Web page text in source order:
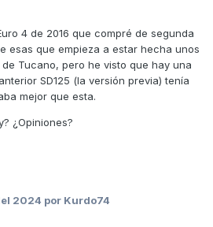
4 de 2016 que compré de segunda
esas que empieza a estar hecha unos
Tucano, pero he visto que hay una
SD125 (la versión previa) tenía
mejor que esta.
¿Opiniones?
2024 por Kurdo74